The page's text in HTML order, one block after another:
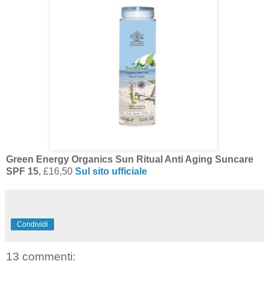
Green Energy Organics Sun Ritual Anti Aging Suncare
SPF 15, £16,50 Sul sito ufficiale
Condividi
13 commenti: